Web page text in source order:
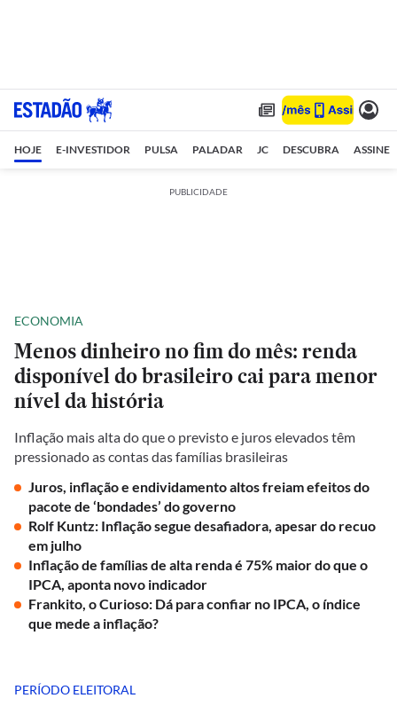
HOJE E-INVESTIDOR PULSA PALADAR JC DESCUBRA ASSINE
PUBLICIDADE
ECONOMIA
Menos dinheiro no fim do mês: renda
disponível do brasileiro cai para menor
nível da história
Inflação mais alta do que o previsto e juros elevados têm
pressionado as contas das famílias brasileiras
Juros, inflação e endividamento altos freiam efeitos do
pacote de ‘bondades’ do governo
Rolf Kuntz: Inflação segue desafiadora, apesar do recuo
em julho
Inflação de famílias de alta renda é 75% maior do que o
IPCA, aponta novo indicador
Frankito, o Curioso: Dá para confiar no IPCA, o índice
que mede a inflação?
PERÍODO ELEITORAL